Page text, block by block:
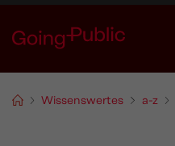
Wissenswertes a-z